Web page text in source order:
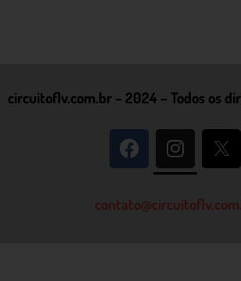
circuitoflv.com.br – 2024 – Todos os